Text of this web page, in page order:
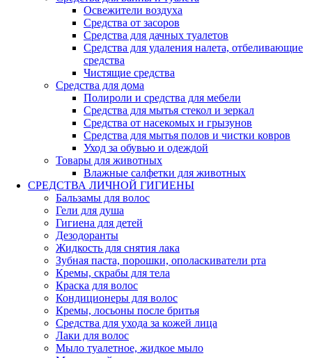
Освежители воздуха
Средства от засоров
Средства для дачных туалетов
Средства для удаления налета, отбеливающие
средства
Чистящие средства
Средства для дома
Полироли и средства для мебели
Средства для мытья стекол и зеркал
Средства от насекомых и грызунов
Средства для мытья полов и чистки ковров
Уход за обувью и одеждой
Товары для животных
Влажные салфетки для животных
СРЕДСТВА ЛИЧНОЙ ГИГИЕНЫ
Бальзамы для волос
Гели для душа
Гигиена для детей
Дезодоранты
Жидкость для снятия лака
Зубная паста, порошки, ополаскиватели рта
Кремы, скрабы для тела
Краска для волос
Кондиционеры для волос
Кремы, лосьоны после бритья
Средства для ухода за кожей лица
Лаки для волос
Мыло туалетное, жидкое мыло